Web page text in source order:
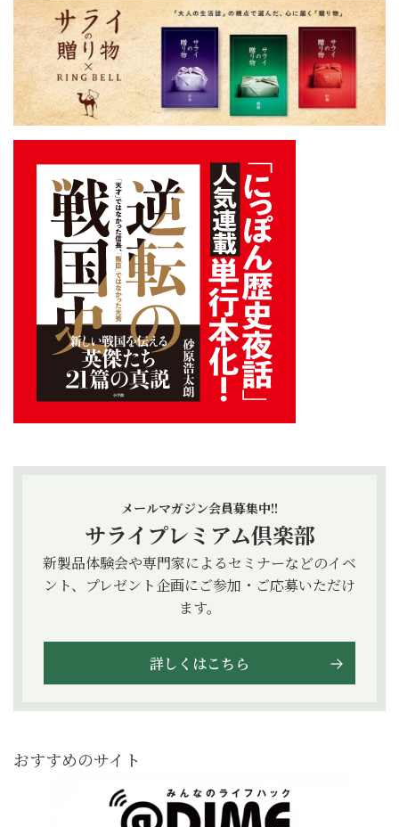
メールマガジン会員募集中!!
サライプレミアム倶楽部
新製品体験会や専門家によるセミナーなどのイベ
ント、プレゼント企画にご参加・ご応募いただけ
ます。
詳しくはこちら
おすすめのサイト